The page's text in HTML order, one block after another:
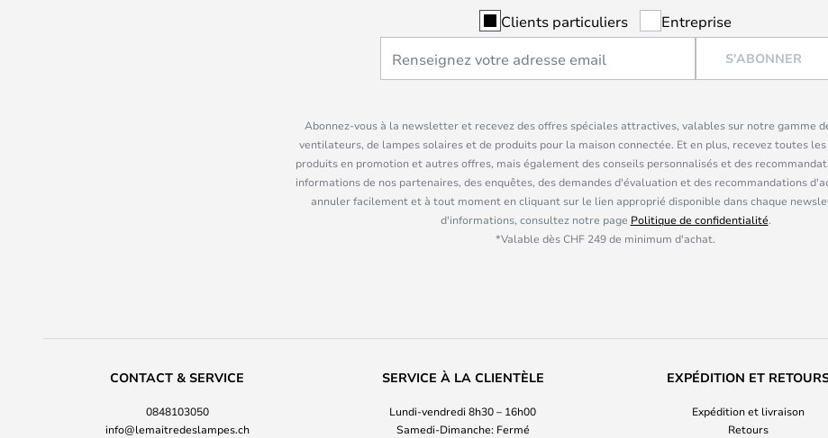
Clients particuliers Entreprise
S'ABONNER
Abonnez-vous à la newsletter et recevez des offres spéciales attractives, valables sur notre gamme
ventilateurs, de lampes solaires et de produits pour la maison connectée. Et en plus, recevez toutes
produits en promotion et autres offres, mais également des conseils personnalisés et des
informations de nos partenaires, des enquêtes, des demandes d'évaluation et des recommandations
annuler facilement et à tout moment en cliquant sur le lien approprié disponible dans chaque
d'informations, consultez notre page Politique de confidentialité.
*Valable dès CHF 249 de minimum d'achat.
CONTACT & SERVICE
0848103050
info@lemaitredeslampes.ch
SERVICE À LA CLIENTÈLE
Lundi-vendredi 8h30 – 16h00
Samedi-Dimanche: Fermé
EXPÉDITION ET
Expédition et livraison
Retours